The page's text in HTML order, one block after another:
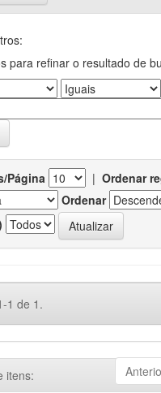
para refinar o resultado de
Página | Ordenar
Ordenar
1 de 1.
itens: